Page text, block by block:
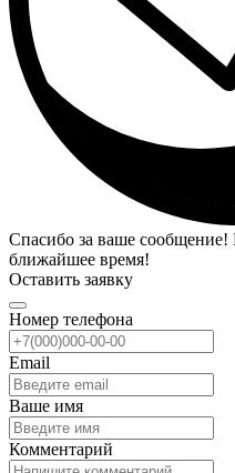
Спасибо за ваше
ближайшее время!
Оставить заявку
Номер телефона
Email
Ваше имя
Комментарий